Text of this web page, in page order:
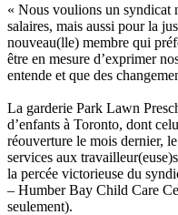
« Nous voulions un syndicat
salaires, mais aussi pour la
nouveau(lle) membre qui
être en mesure d’exprimer
entende et que des
La garderie Park Lawn
d’enfants à Toronto, dont
réouverture le mois dernier,
services aux
la percée victorieuse du
– Humber Bay Child Care
seulement).